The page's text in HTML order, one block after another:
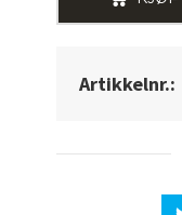
Artikkelnr.: